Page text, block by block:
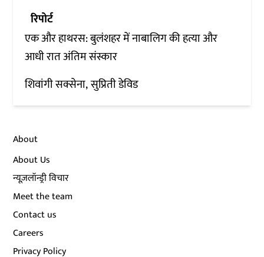
रिपोर्ट
एक और हाथरस: बुलंशहर में नाबालिग की हत्या और
आधी रात अंतिम संस्कार
शिवांगी सक्सेना सुप्रिती डेविड
About
About Us
न्यूज़लॉन्ड्री विचार
Meet the team
Contact us
Careers
Privacy Policy